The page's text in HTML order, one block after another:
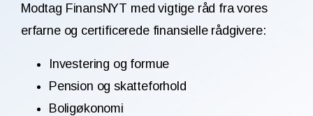
Modtag FinansNYT med vigtige råd fra vores
erfarne og certificerede finansielle rådgivere:
Investering og formue
Pension og skatteforhold
Boligøkonomi